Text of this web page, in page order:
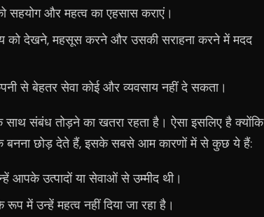
सहयोग और महत्व का एहसास कराएं।
को देखने, महसूस करने और उसकी सराहना करने में मदद
से बेहतर सेवा कोई और व्यवसाय नहीं दे सकता।
संबंध तोड़ने का खतरा रहता है। ऐसा इसलिए है क्योंकि
छोड़ देते हैं, इसके सबसे आम कारणों में से कुछ ये हैं:
आपके उत्पादों या सेवाओं से उम्मीद थी।
रूप में उन्हें महत्व नहीं दिया जा रहा है।